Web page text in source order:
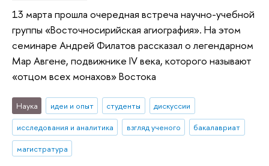
13 марта прошла очередная встреча научно-учебной
группы «Восточносирийская агиография». На этом
семинаре Андрей Филатов рассказал о легендарном
Мар Авгене, подвижнике IV века, которого называют
«отцом всех монахов» Востока
Наука идеи и опыт студенты
дискуссии
исследования и аналитика
взгляд ученого
бакалавриат
магистратура